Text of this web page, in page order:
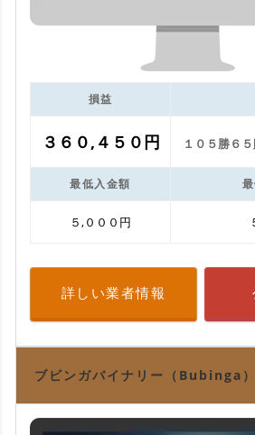
損益
３６０,４５０円 １０５勝６
最低入金額
５,０００円
詳しい業者情報
ブビンガバイナリー（Bubinga）